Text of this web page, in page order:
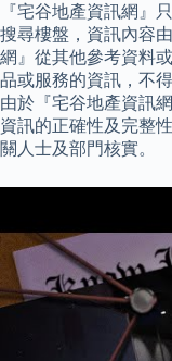
『宅谷地產資訊網』
搜尋樓盤，資訊內容
網』從其他參考資料
品或服務的資訊，不
由於『宅谷地產資訊
資訊的正確性及完整
關人士及部門核實。